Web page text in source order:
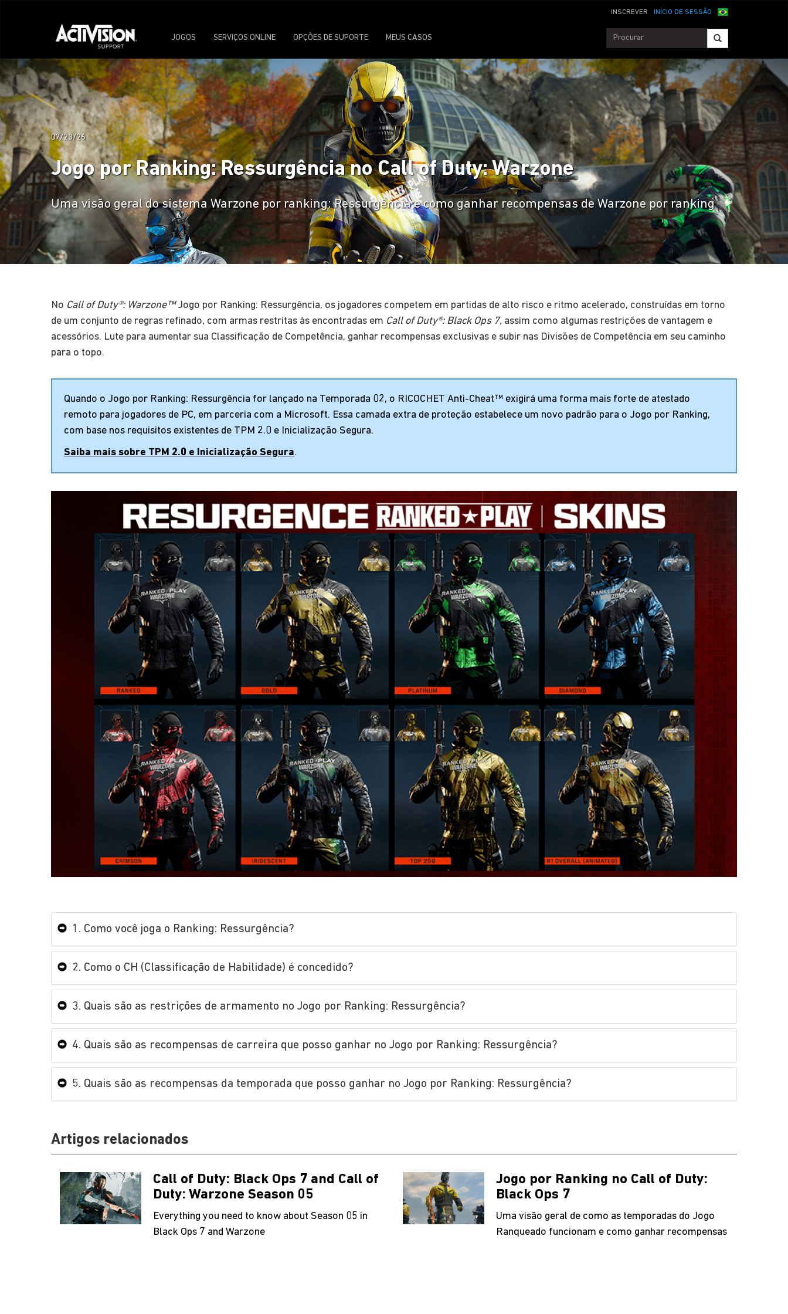
INÍCIO DE SESSÃO
INSCREVER
JOGOS SERVIÇOS ONLINE OPÇÕES DE SUPORTE MEUS CASOS
07/23/26
Jogo por Ranking: Ressurgência no Call of Duty: Warzone
Uma visão geral do sistema Warzone por ranking: Ressurgência e como ganhar recompensas de Warzone por ranking
No Call of Duty®: Warzone™Jogo por Ranking: Ressurgência, os jogadores competem em partidas de alto risco e ritmo acelerado, construídas em torno
de um conjunto de regras refinado, com armas restritas às encontradas em Call of Duty®: Black Ops 7, assim como algumas restrições de vantagem e
acessórios. Lute para aumentar sua Classificação de Competência, ganhar recompensas exclusivas e subir nas Divisões de Competência em seu caminho
para o topo.
Quando o Jogo por Ranking: Ressurgência for lançado na Temporada 02, o RICOCHET Anti-Cheat™ exigirá uma forma mais forte de atestado
remoto para jogadores de PC, em parceria com a Microsoft. Essa camada extra de proteção estabelece um novo padrão para o Jogo por Ranking,
com base nos requisitos existentes de TPM 2.0 e Inicialização Segura.
Saiba mais sobre TPM 2.0 e Inicialização Segura.
1. Como você joga o Ranking: Ressurgência?
2. Como o CH (Classificação de Habilidade) é concedido?
3. Quais são as restrições de armamento no Jogo por Ranking: Ressurgência?
4. Quais são as recompensas de carreira que posso ganhar no Jogo por Ranking: Ressurgência?
5. Quais são as recompensas da temporada que posso ganhar no Jogo por Ranking: Ressurgência?
Artigos relacionados
Call of Duty: Black Ops 7 and Call of
Duty: Warzone Season 05
Everything you need to know about Season 05 in
Black Ops 7 and Warzone
Jogo por Ranking no Call of Duty:
Black Ops 7
Uma visão geral de como as temporadas do Jogo
Ranqueado funcionam e como ganhar recompensas